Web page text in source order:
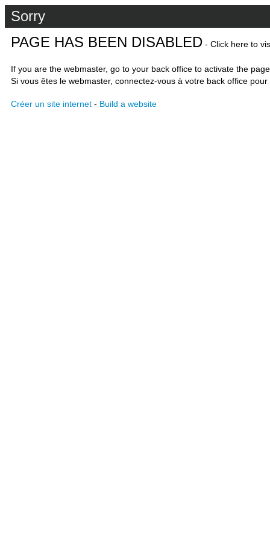
Sorry
PAGE HAS BEEN DISABLED - Click here to
If you are the webmaster, go to your back office to activate the
Si vous êtes le webmaster, connectez-vous à votre back office
Créer un site internet - Build a website